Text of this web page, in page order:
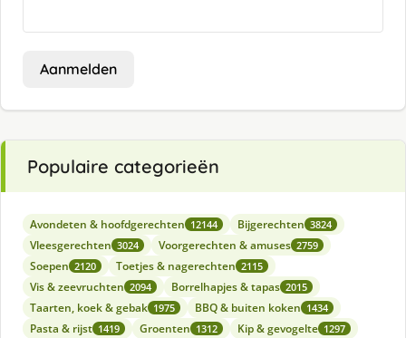
Aanmelden
Populaire categorieën
Avondeten & hoofdgerechten 12144 Bijgerechten 3824
Vleesgerechten 3024 Voorgerechten & amuses 2759
Soepen 2120 Toetjes & nagerechten 2115
Vis & zeevruchten 2094 Borrelhapjes & tapas 2015
Taarten, koek & gebak 1975 BBQ & buiten koken 1434
Pasta & rijst 1419 Groenten 1312 Kip & gevogelte 1297